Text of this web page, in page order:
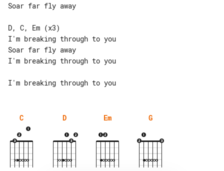
Soar far fly away
D, C, Em (x3)
I'm breaking through to you
Soar far fly away
I'm breaking through to you
C D Em G